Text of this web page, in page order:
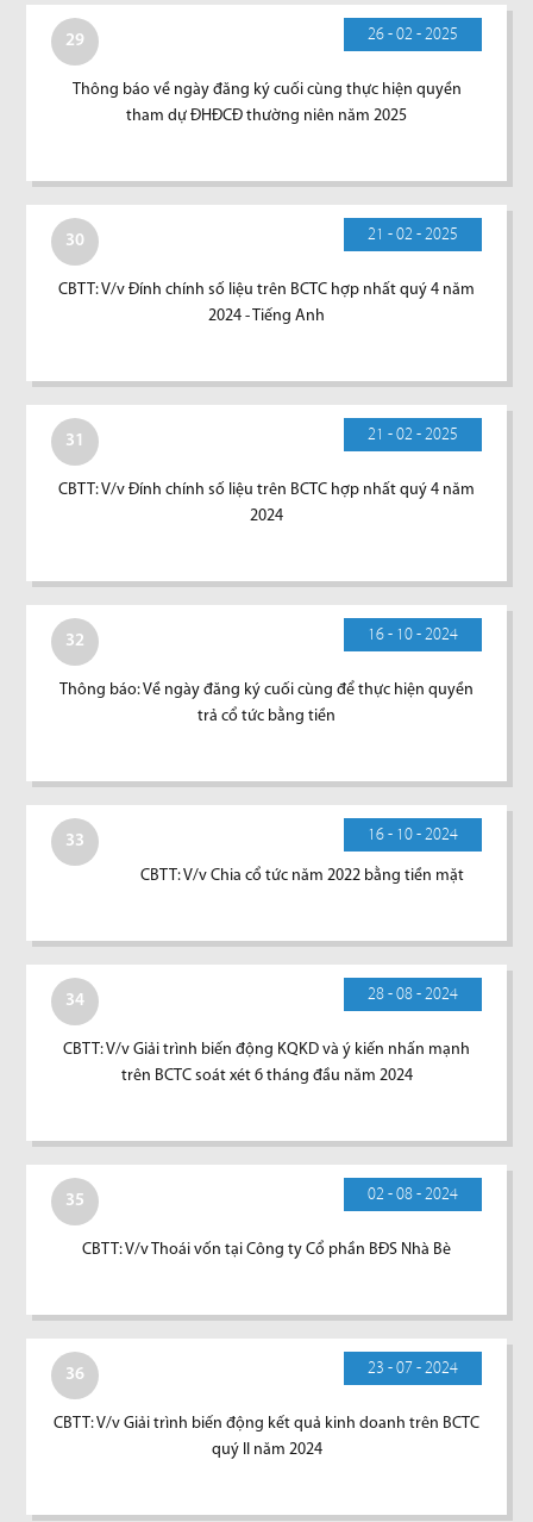
29 26 - 02 - 2025
Thông báo về ngày đăng ký cuối cùng thực hiện quyền
tham dự ĐHĐCĐ thường niên năm 2025
30 21 - 02 - 2025
CBTT: V/v Đính chính số liệu trên BCTC hợp nhất quý 4 năm
2024 - Tiếng Anh
31 21 - 02 - 2025
CBTT: V/v Đính chính số liệu trên BCTC hợp nhất quý 4 năm
2024
32 16 - 10 - 2024
Thông báo: Về ngày đăng ký cuối cùng để thực hiện quyền
trả cổ tức bằng tiền
33 16 - 10 - 2024
CBTT: V/v Chia cổ tức năm 2022 bằng tiền mặt
34 28 - 08 - 2024
CBTT: V/v Giải trình biến động KQKD và ý kiến nhấn mạnh
trên BCTC soát xét 6 tháng đầu năm 2024
35 02 - 08 - 2024
CBTT: V/v Thoái vốn tại Công ty Cổ phần BĐS Nhà Bè
36 23 - 07 - 2024
CBTT: V/v Giải trình biến động kết quả kinh doanh trên BCTC
quý II năm 2024